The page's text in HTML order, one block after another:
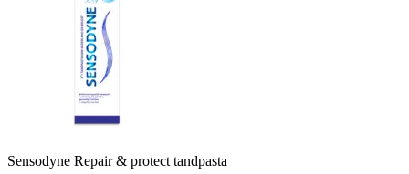
Sensodyne Repair & protect tandpasta